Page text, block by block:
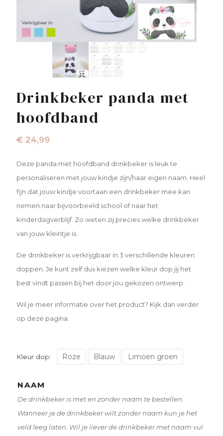
Drinkbeker panda met
hoofdband
€ 24,99
Deze panda met hoofdband drinkbeker is leuk te
personaliseren met jouw kindje zijn/haar eigen naam. Heel
fijn dat jouw kindje voortaan een drinkbeker mee kan
nemen naar bijvoorbeeld school of naar het
kinderdagverblijf. Zo weten zij precies welke drinkbeker
van jouw kleintje is.
De drinkbeker is verkrijgbaar in 3 verschillende kleuren
doppen. Je kunt zelf dus kiezen welke kleur dop jij het
best vindt passen bij het door jou gekozen ontwerp.
Wil je meer informatie over het product? Kijk dan verder
op deze pagina.
Kleur dop: Roze Blauw Limoen groen
NAAM
De drinkbeker is met en zonder naam te bestellen.
Wanneer je de drinkbeker wilt zonder naam kun je het
veld leeg laten. Wil je liever de drinkbeker met naam vul